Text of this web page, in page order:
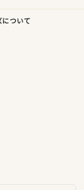
について